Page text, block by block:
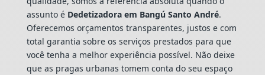
assunto é Dedetizadora em Bangú Santo André.
Oferecemos orçamentos transparentes, justos e com
total garantia sobre os serviços prestados para que
você tenha a melhor experiência possível. Não deixe
que as pragas urbanas tomem conta do seu espaço